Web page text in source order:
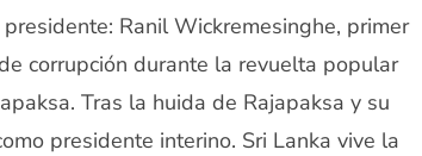
Ranil Wickremesinghe, primer
corrupción durante la revuelta popular
Tras la huida de Rajapaksa y su
presidente interino. Sri Lanka vive la